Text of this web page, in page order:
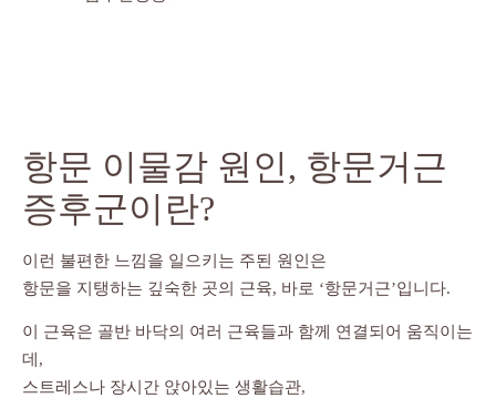
항문 이물감 원인, 항문거근
증후군이란?
이런 불편한 느낌을 일으키는 주된 원인은
항문을 지탱하는 깊숙한 곳의 근육, 바로 ‘항문거근’입니다.
이 근육은 골반 바닥의 여러 근육들과 함께 연결되어 움직이는
데,
스트레스나 장시간 앉아있는 생활습관,